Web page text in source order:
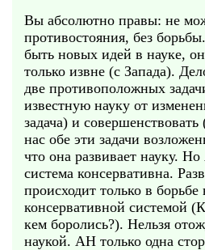
Вы абсолютно правы: не
противостояния, без
быть новых идей в науке,
только извне (с Запада).
две противоположных
известную науку от
задача) и
нас обе эти задачи
что она развивает науку.
система консервативна.
происходит только в борьбе
консервативной системой
кем боролись?). Нельзя
наукой. АН только одна